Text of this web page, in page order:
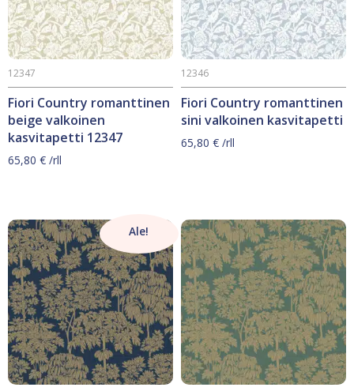
Fiori Country romanttinen
beige valkoinen
kasvitapetti 12347
12347
65,80 € /rll
Fiori Country romanttinen
sini valkoinen kasvitapetti
12346
65,80 € /rll
Ale!